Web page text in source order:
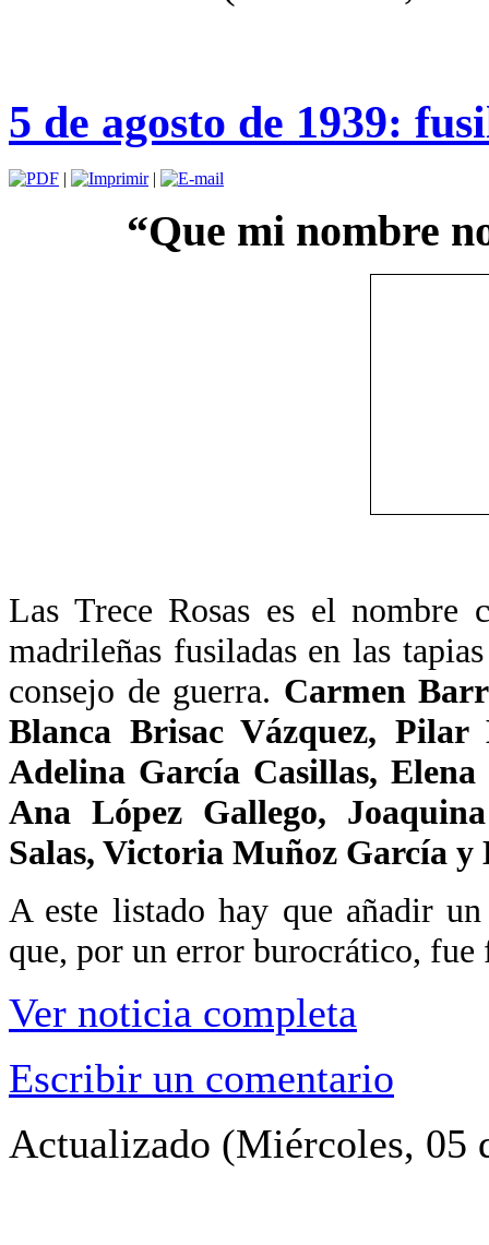
5 de agosto de 1939:
| |
“Que mi nombre
Las Trece Rosas es el nombre
madrileñas fusiladas en las
consejo de guerra. Carmen
Blanca Brisac Vázquez, Pilar
Adelina García Casillas,
Ana López Gallego,
Salas, Victoria Muñoz García
A este listado hay que añadir
que, por un error burocrático,
Ver noticia completa
Escribir un comentario
Actualizado (Miércoles, 05